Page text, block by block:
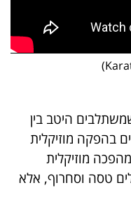
היטב בין
בהפקה מוזיקלית
מוזיקלית
טסה וסחרוף, אלא